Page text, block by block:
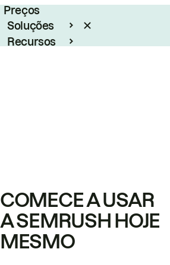
Preços
Soluções
Recursos
COMECE A USAR
A SEMRUSH HOJE
MESMO